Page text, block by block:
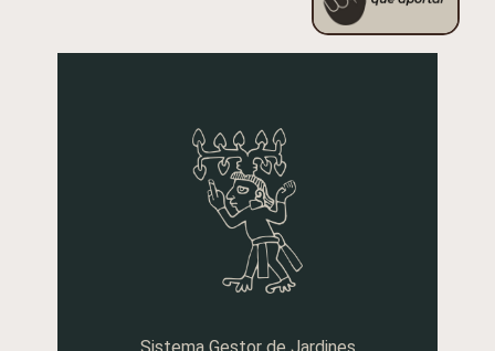
Sistema Gestor de Jardines